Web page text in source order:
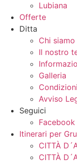
Lubiana
Offerte
Ditta
Chi siamo
Il nostro
Galleria
Avviso
Seguici
Facebook
Itinerari per
CITTÀ
CITTÀ